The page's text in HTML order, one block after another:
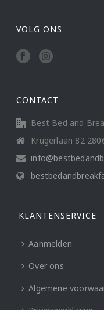
VOLG ONS
CONTACT
Best Bed and
Krugerlaan 82
KLANTENSERVICE
Aanmelden
Over ons
Algemene